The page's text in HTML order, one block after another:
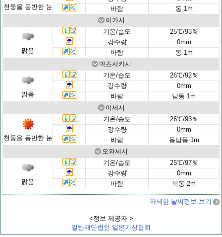
천둥을 동반한 눈
바람
동 1m
이가시
맑음
기온/습도
25℃/93％
강수량
0mm
바람
동 1m
마츠사카시
맑음
기온/습도
26℃/92％
강수량
0mm
바람
남동 1m
이세시
천둥을 동반한 눈
기온/습도
26℃/93％
강수량
0mm
바람
동남동 1m
오와세시
맑음
기온/습도
25℃/97％
강수량
0mm
바람
북동 2m
자세한 날씨정보 보기
<정보 제공자 >
일반재단법인 일본기상협회